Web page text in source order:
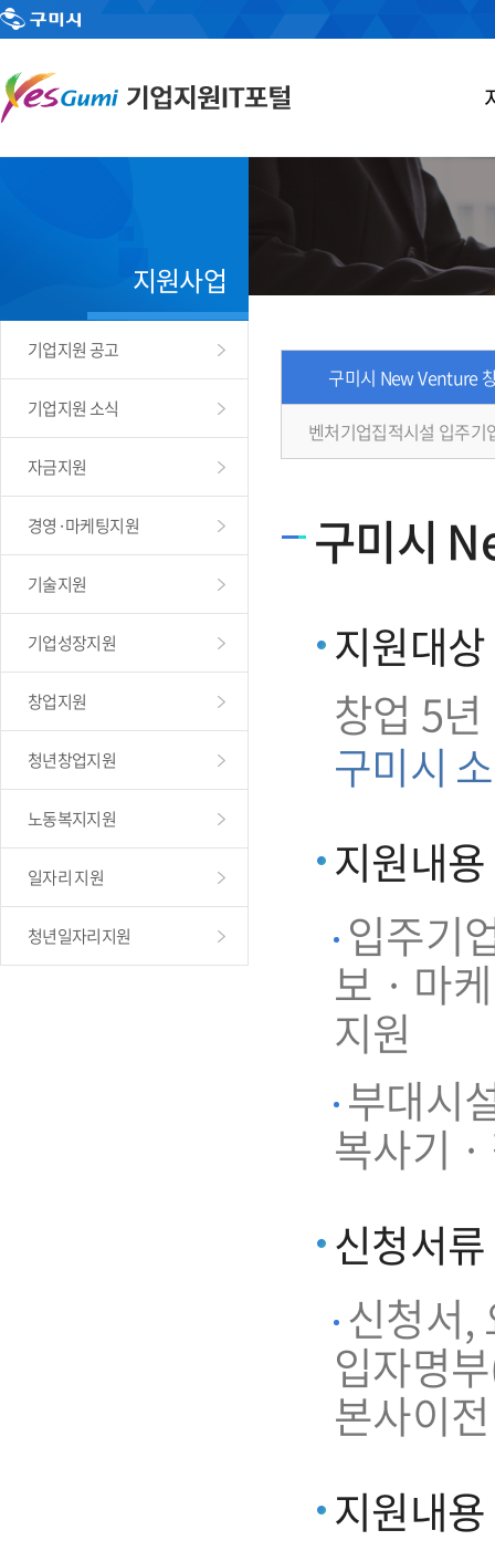
지원사업
기업지원 공고
기업지원 소식
자금지원
경영·마케팅지원
기술지원
기업성장지원
창업지원
청년창업지원
노동복지지원
일자리 지원
청년일자리지원
구미시 New Venture
벤처기업집적시설 입주기
구미시
지원대상
창업 5
구미시
지원내용
입주기
보 · 마
지원
부대시
복사기
신청서류
신청서,
입자명
본사이
지원내용